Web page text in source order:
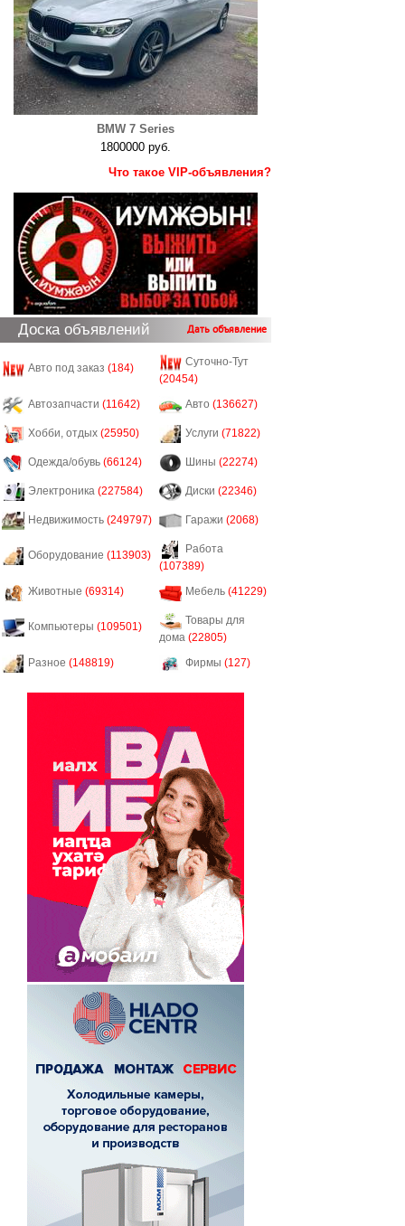
BMW 7 Series
1800000 руб.
Что такое VIP-объявления?
Доска объявлений Дать объявление
Авто под заказ (184)
Суточно-Тут
(20454)
Автозапчасти (11642) Авто (136627)
Хобби, отдых (25950) Услуги (71822)
Одежда/обувь (66124) Шины (22274)
Электроника (227584) Диски (22346)
Недвижимость (249797) Гаражи (2068)
Оборудование (113903)
Работа
(107389)
Животные (69314) Мебель (41229)
Компьютеры (109501)
Товары для
дома (22805)
Разное (148819) Фирмы (127)